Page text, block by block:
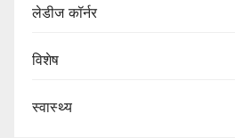
लेडीज कॉर्नर
विशेष
स्वास्थ्य